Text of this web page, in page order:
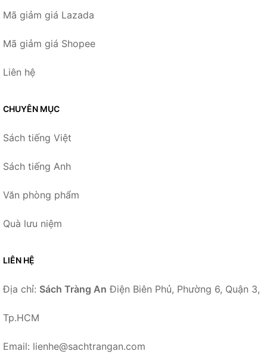
Mã giảm giá Lazada
Mã giảm giá Shopee
Liên hệ
CHUYÊN MỤC
Sách tiếng Việt
Sách tiếng Anh
Văn phòng phẩm
Quà lưu niệm
LIÊN HỆ
Địa chỉ: Sách Tràng An Điện Biên Phủ, Phường 6, Quận 3,
Tp.HCM
Email: lienhe@sachtrangan.com